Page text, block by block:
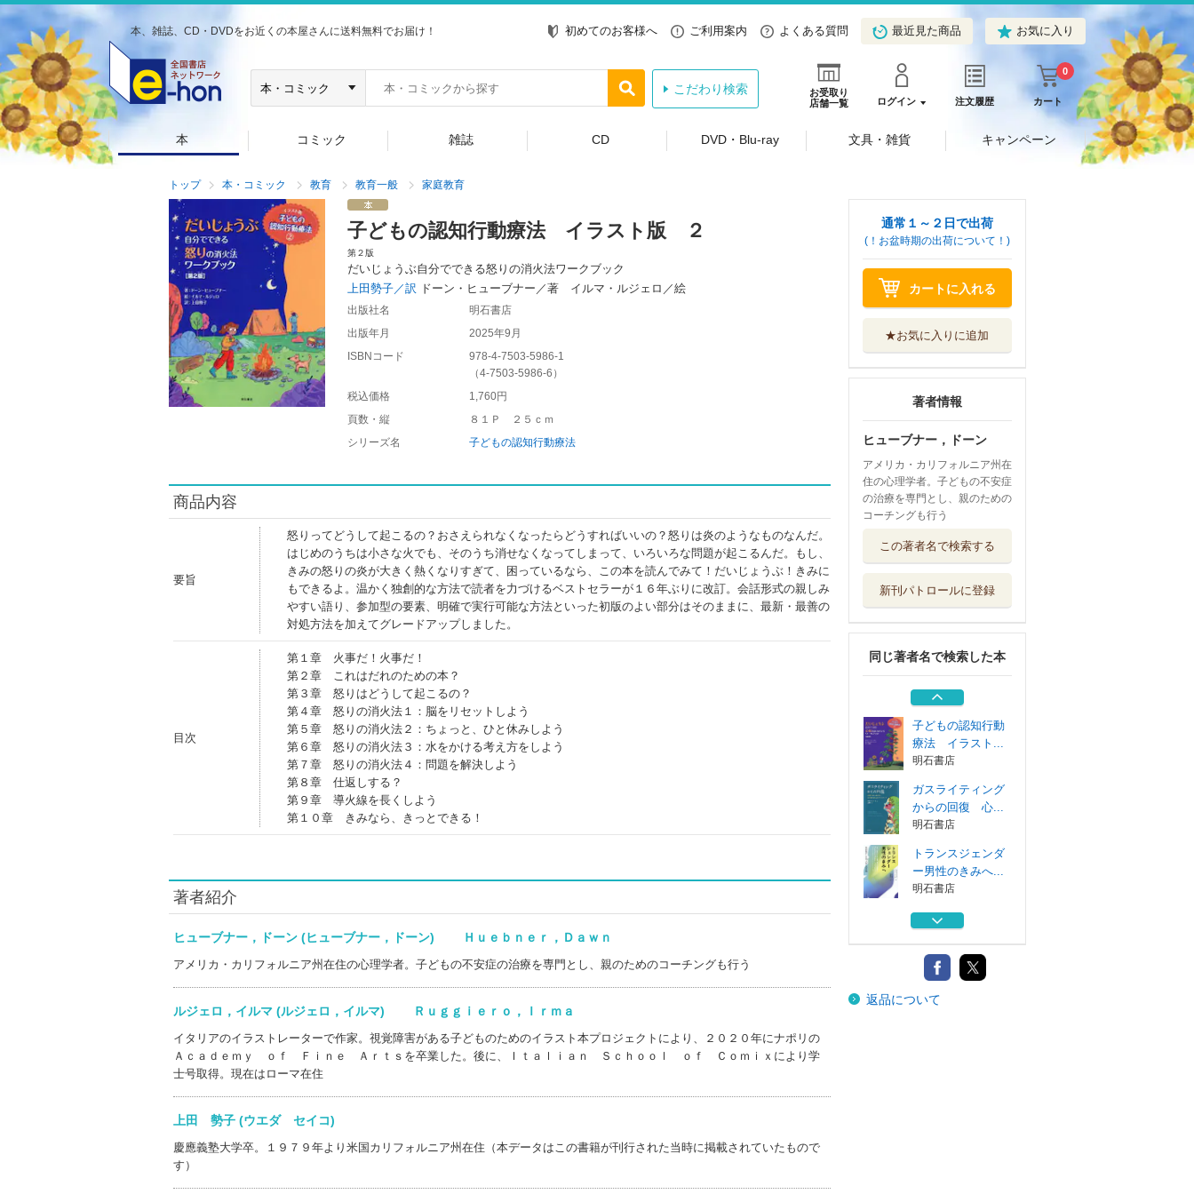
本、雑誌、CD・DVDをお近くの本屋さんに送料無料でお届け！ 初めてのお客様へ ご利用案内 よくある質問 最近見た商品 お気に入り
お受取り
店舗一覧
ログイン 注文履歴 カート
0
こだわり検索
本 コミック 雑誌 CD DVD・Blu-ray 文具・雑貨 キャンペーン
トップ 本・コミック 教育 教育一般 家庭教育
子どもの認知行動療法 イラスト版 ２
第２版
だいじょうぶ自分でできる怒りの消火法ワークブック
上田勢子／訳 ドーン・ヒューブナー／著 イルマ・ルジェロ／絵
出版社名
明石書店
出版年月
2025年9月
ISBNコード
978-4-7503-5986-1
（4-7503-5986-6 ）
税込価格
1,760円
頁数・縦
８１Ｐ ２５ｃｍ
シリーズ名
子どもの認知行動療法
商品内容
要旨
怒りってどうして起こるの？おさえられなくなったらどうすればいいの？怒りは炎のようなものなんだ。
はじめのうちは小さな火でも、そのうち消せなくなってしまって、いろいろな問題が起こるんだ。もし、
きみの怒りの炎が大きく熱くなりすぎて、困っているなら、この本を読んでみて！だいじょうぶ！きみに
もできるよ。温かく独創的な方法で読者を力づけるベストセラーが１６年ぶりに改訂。会話形式の親しみ
やすい語り、参加型の要素、明確で実行可能な方法といった初版のよい部分はそのままに、最新・最善の
対処方法を加えてグレードアップしました。
目次
第１章 火事だ！火事だ！
第２章 これはだれのための本？
第３章 怒りはどうして起こるの？
第４章 怒りの消火法１：脳をリセットしよう
第５章 怒りの消火法２：ちょっと、ひと休みしよう
第６章 怒りの消火法３：水をかける考え方をしよう
第７章 怒りの消火法４：問題を解決しよう
第８章 仕返しする？
第９章 導火線を長くしよう
第１０章 きみなら、きっとできる！
著者紹介
ヒューブナー，ドーン (ヒューブナー，ドーン) Ｈｕｅｂｎｅｒ，Ｄａｗｎ
アメリカ・カリフォルニア州在住の心理学者。子どもの不安症の治療を専門とし、親のためのコーチングも行う
ルジェロ，イルマ (ルジェロ，イルマ) Ｒｕｇｇｉｅｒｏ，Ｉｒｍａ
イタリアのイラストレーターで作家。視覚障害がある子どものためのイラスト本プロジェクトにより、２０２０年にナポリの
Ａｃａｄｅｍｙ ｏｆ Ｆｉｎｅ Ａｒｔｓを卒業した。後に、Ｉｔａｌｉａｎ Ｓｃｈｏｏｌ ｏｆ Ｃｏｍｉｘにより学
士号取得。現在はローマ在住
上田 勢子 (ウエダ セイコ)
慶應義塾大学卒。１９７９年より米国カリフォルニア州在住（本データはこの書籍が刊行された当時に掲載されていたもので
す）
通常１～２日で出荷
(！お盆時期の出荷について！)
カートに入れる
★お気に入りに追加
著者情報
ヒューブナー，ドーン
アメリカ・カリフォルニア州在
住の心理学者。子どもの不安症
の治療を専門とし、親のための
コーチングも行う
この著者名で検索する
新刊パトロールに登録
同じ著者名で検索した本
ー男性のきみへ...
私はアセクシュア
明石書店
女性から虐待され
ている男性へ ...
明石書店
子どもの認知行動
療法 イラスト...
明石書店
ガスライティング
からの回復 心...
明石書店
トランスジェンダ
ー男性のきみへ...
明石書店
私はアセクシュア
明石書店
女性から虐待され
ている男性へ ...
返品について